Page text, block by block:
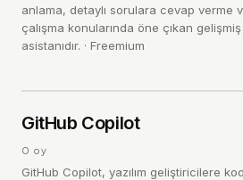
anlama, detaylı sorulara cevap verme
çalışma konularında öne çıkan
asistanıdır. · Freemium
G
GitHub Copilot
0 oy
GitHub Copilot, yazılım geliştiricilere